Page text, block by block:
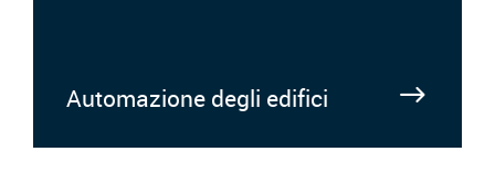
Automazione degli edifici